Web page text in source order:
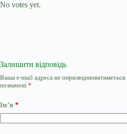
No votes yet.
Залишити відповідь
Ваша e-mail адреса не оприлюднюватиметься.
позначені *
Ім’я *